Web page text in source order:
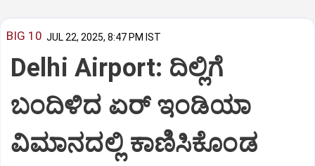
BIG 10 JUL 22, 2025, 8:47 PM IST
Delhi Airport: ದಿಲ್ಲಿಗೆ
ಬಂದಿಳಿದ ಏರ್‌ ಇಂಡಿಯಾ
ವಿಮಾನದಲ್ಲಿ ಕಾಣಿಸಿಕೊಂಡ